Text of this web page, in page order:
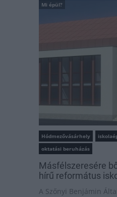
Mi épül?
Hódmezővásárhely
oktatási beruházás
Másfélszeresére
hírű református
A Szőnyi Benjámin